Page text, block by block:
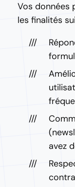
Vos données
les finalités
avez